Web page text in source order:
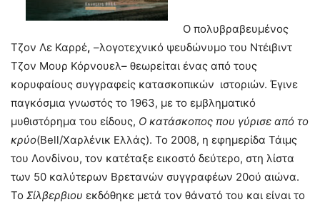
Ο πολυβραβευμένος
Τζον Λε Καρρέ, –λογοτεχνικό ψευδώνυμο του Ντέιβιντ
Τζον Μουρ Κόρνουελ– θεωρείται ένας από τους
κορυφαίους συγγραφείς κατασκοπικών ιστοριών. Έγινε
παγκόσμια γνωστός το 1963, με το εμβληματικό
μυθιστόρημα του είδους, O κατάσκοπος που γύρισε από το
κρύο(Bell/Χαρλένικ Ελλάς). Το 2008, η εφημερίδα Τάιμς
του Λονδίνου, τον κατέταξε εικοστό δεύτερο, στη λίστα
των 50 καλύτερων Βρετανών συγγραφέων 20ού αιώνα.
Το Σίλβερβιου εκδόθηκε μετά τον θάνατό του και είναι το